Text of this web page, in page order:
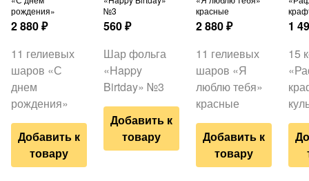
рождения»
2 880₽
11 гелиевых
шаров «С
днем
рождения»
Добавить к
товару
№3
560₽
Шар фольга
«Happy
Birtday» №3
Добавить к
товару
красные
2 880₽
11 гелиевых
шаров «Я
люблю тебя»
красные
Добавить к
товару
1
15